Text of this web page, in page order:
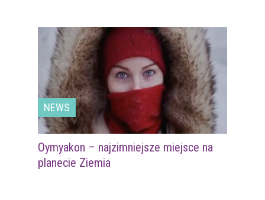
NEWS
Oymyakon – najzimniejsze miejsce na
planecie Ziemia